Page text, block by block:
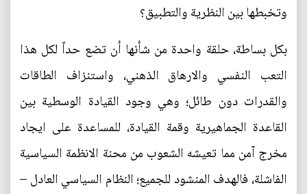
وتخبطها بين النظرية والتطبيق؟
بكل بساطة، حلقة واحدة من شأنها أن تضع حداً لكل هذا
التعب النفسي والارهاق الذهني، واستنزاف الطاقات
والقدرات دون طائل؛ وهي وجود القيادة الوسطية بين
القاعدة الجماهيرية وقمة القيادة، للمساعدة على ايجاد
مخرج آمن مما تعيشه الشعوب من محنة الانظمة السياسية
الفاشلة، فالهدف المنشود للجميع؛ النظام السياسي العادل –